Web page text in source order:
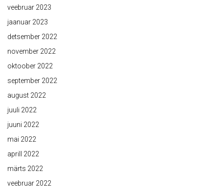
veebruar 2023
jaanuar 2023
detsember 2022
november 2022
oktoober 2022
september 2022
august 2022
juuli 2022
juuni 2022
mai 2022
aprill 2022
märts 2022
veebruar 2022